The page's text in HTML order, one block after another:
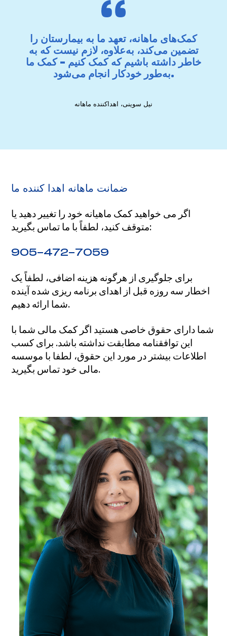
کمک‌های ماهانه، تعهد ما به بیمارستان را
تضمین می‌کند، به‌علاوه، لازم نیست که به
خاطر داشته باشیم که کمک کنیم - کمک ما
به‌طور خودکار انجام می‌شود.
نیل سوینی، اهداکننده ماهانه
ضمانت ماهانه اهدا کننده ما
اگر می خواهید کمک ماهیانه خود را تغییر دهید یا
متوقف کنید، لطفاً با ما تماس بگیرید:
905-472-7059
برای جلوگیری از هرگونه هزینه اضافی، لطفاً یک
اخطار سه روزه قبل از اهدای برنامه ریزی شده آینده
شما ارائه دهیم.
شما دارای حقوق خاصی هستید اگر کمک مالی شما با
این توافقنامه مطابقت نداشته باشد. برای کسب
اطلاعات بیشتر در مورد این حقوق، لطفا با موسسه
مالی خود تماس بگیرید.